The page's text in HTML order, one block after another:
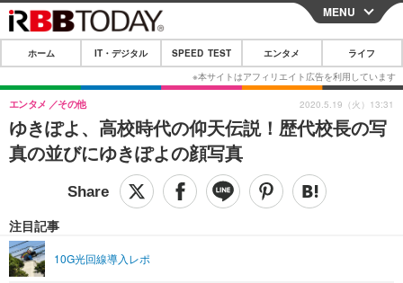
CLOSE
ホーム
IT・デジタル
IT・デジタルTOP スマートフォン
ショッピング その他
SPEED TEST
エンタメTOP 映画・ドラマ
ライフTOP
リリース一覧
MENU
ホーム IT・デジタル SPEED TEST エンタメ ライフ
ゆきぽよ、高校時代の仰天伝説！歴代校長の写
真の並びにゆきぽよの顔写真
エンタメ その他
注目記事
10G光回線導入レポ
2020.5.19（火）13:31